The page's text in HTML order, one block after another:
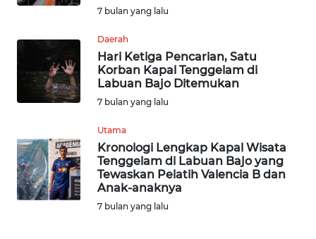
7 bulan yang lalu
Daerah
Hari Ketiga Pencarian, Satu
Korban Kapal Tenggelam di
Labuan Bajo Ditemukan
7 bulan yang lalu
Utama
Kronologi Lengkap Kapal Wisata
Tenggelam di Labuan Bajo yang
Tewaskan Pelatih Valencia B dan
Anak-anaknya
7 bulan yang lalu
JAKARTA
WN
JABAR
BANTEN
WN
NTT